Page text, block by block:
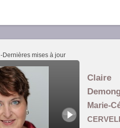
-Dernières mises à jour
Claire
Marie-